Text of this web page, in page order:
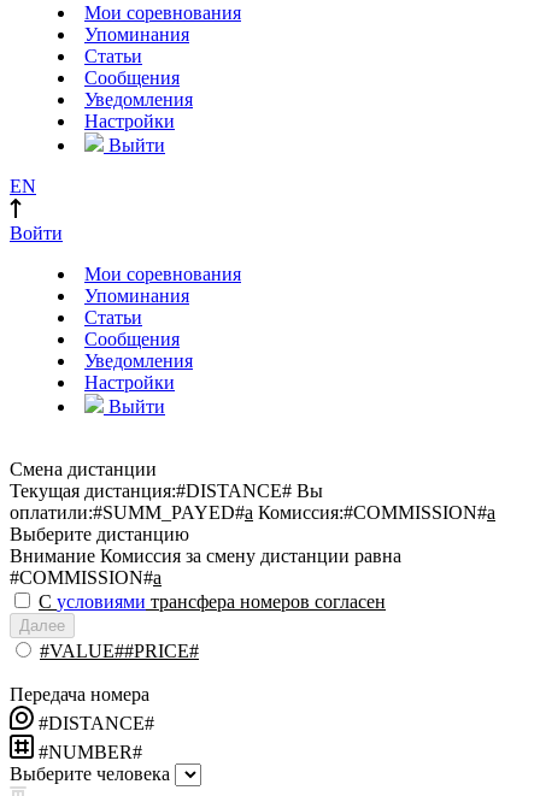
Мои соревнования
Упоминания
Статьи
Сообщения
Уведомления
Настройки
Выйти
EN
Войти
Мои соревнования
Упоминания
Статьи
Сообщения
Уведомления
Настройки
Выйти
Смена дистанции
Текущая дистанция:#DISTANCE# Вы
оплатили:#SUMM_PAYED#a Комиссия:#COMMISSION#a
Выберите дистанцию
Внимание Комиссия за смену дистанции равна
#COMMISSION#a
С условиями трансфера номеров согласен
Далее
#VALUE##PRICE#
Передача номера
#DISTANCE#
#NUMBER#
Выберите человека